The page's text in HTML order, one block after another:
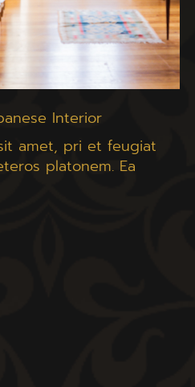
Interior
amet, pri et feugiat
platonem. Ea